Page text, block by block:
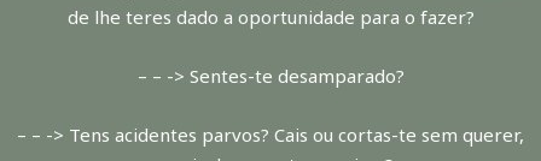
de lhe teres dado a oportunidade para o fazer?
– – -> Sentes-te desamparado?
– – -> Tens acidentes parvos? Cais ou cortas-te sem querer,